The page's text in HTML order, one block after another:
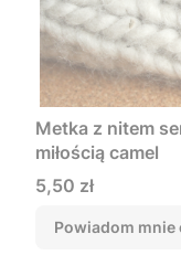
Metka z nitem
miłością camel
Cena
5,50 zł
Powiadom